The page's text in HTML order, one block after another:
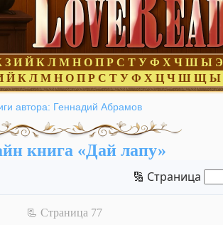
З И Й К Л М Н О П Р С Т У Ф Х Ч Ш Ы Э
Й К Л М Н О П Р С Т У Ф Х Ц Ч Ш Щ Ы
автора: Геннадий Абрамов
книга «Дай лапу»
🔢 Страница
📃 Cтраница 77